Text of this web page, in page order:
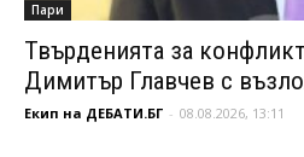
Пари
Твърденията за
Димитър Главчев с
Екип на ДЕБАТИ.БГ - 08.08.2026, 13:11